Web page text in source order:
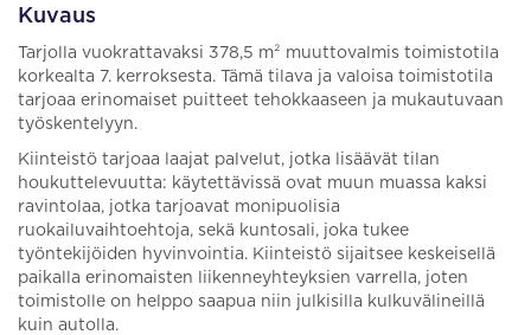
Kuvaus
Tarjolla vuokrattavaksi 378,5 m² muuttovalmis toimistotila
korkealta 7. kerroksesta. Tämä tilava ja valoisa toimistotila
tarjoaa erinomaiset puitteet tehokkaaseen ja mukautuvaan
työskentelyyn.
Kiinteistö tarjoaa laajat palvelut, jotka lisäävät tilan
houkuttelevuutta: käytettävissä ovat muun muassa kaksi
ravintolaa, jotka tarjoavat monipuolisia
ruokailuvaihtoehtoja, sekä kuntosali, joka tukee
työntekijöiden hyvinvointia. Kiinteistö sijaitsee keskeisellä
paikalla erinomaisten liikenneyhteyksien varrella, joten
toimistolle on helppo saapua niin julkisilla kulkuvälineillä
kuin autolla.